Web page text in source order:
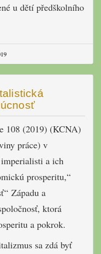
u dětí předškolního
108 (2019) (KCNA)
práce) v
a ich
prosperitu,“
Západu a
ktorá
a pokrok.
sa zdá byť